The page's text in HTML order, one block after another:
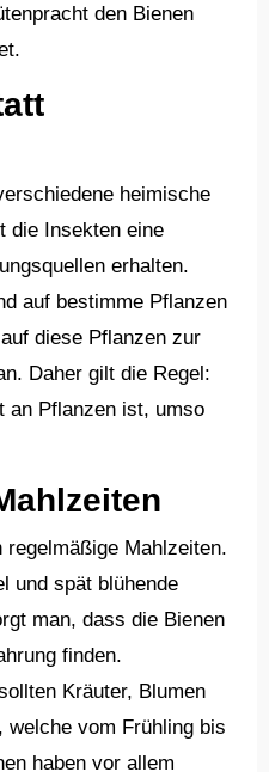
den Bienen
heimische
die Insekten eine
erhalten.
auf bestimme Pflanzen
diese Pflanzen zur
Daher gilt die Regel:
an Pflanzen ist, umso
Mahlzeiten.
und spät blühende
man, dass die Bienen
finden.
Kräuter, Blumen
welche vom Frühling bis
haben vor allem